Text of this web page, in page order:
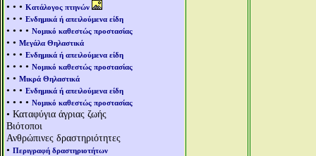
• • • Κατάλογος πτηνών
• • • Ενδημικά ή απειλούμενα είδη
• • • • Νομικό καθεστώς προστασίας
• • Μεγάλα Θηλαστικά
• • • Ενδημικά ή απειλούμενα είδη
• • • • Νομικό καθεστώς προστασίας
• • Μικρά Θηλαστικά
• • • Ενδημικά ή απειλούμενα είδη
• • • • Νομικό καθεστώς προστασίας
• Καταφύγια άγριας ζωής
Βιότοποι
Ανθρώπινες δραστηριότητες
• Περιγραφή δραστηριοτήτων